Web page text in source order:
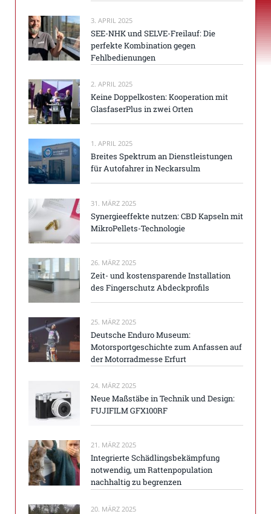
3. APRIL 2025
SEE-NHK und SELVE-Freilauf: Die
perfekte Kombination gegen
Fehlbedienungen
2. APRIL 2025
Keine Doppelkosten: Kooperation mit
GlasfaserPlus in zwei Orten
1. APRIL 2025
Breites Spektrum an Dienstleistungen
für Autofahrer in Neckarsulm
31. MÄRZ 2025
Synergieeffekte nutzen: CBD Kapseln mit
MikroPellets-Technologie
26. MÄRZ 2025
Zeit- und kostensparende Installation
des Fingerschutz Abdeckprofils
25. MÄRZ 2025
Deutsche Enduro Museum:
Motorsportgeschichte zum Anfassen auf
der Motorradmesse Erfurt
24. MÄRZ 2025
Neue Maßstäbe in Technik und Design:
FUJIFILM GFX100RF
21. MÄRZ 2025
Integrierte Schädlingsbekämpfung
notwendig, um Rattenpopulation
nachhaltig zu begrenzen
20. MÄRZ 2025